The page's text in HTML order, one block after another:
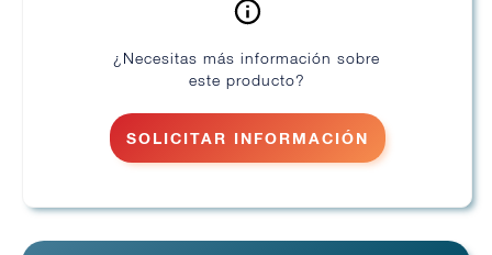
¿Necesitas más información sobre
este producto?
SOLICITAR INFORMACIÓN